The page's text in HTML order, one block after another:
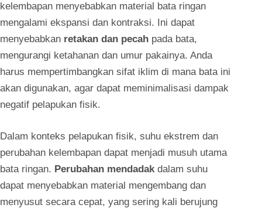
kelembapan menyebabkan material bata ringan
mengalami ekspansi dan kontraksi. Ini dapat
menyebabkan retakan dan pecah pada bata,
mengurangi ketahanan dan umur pakainya. Anda
harus mempertimbangkan sifat iklim di mana bata ini
akan digunakan, agar dapat meminimalisasi dampak
negatif pelapukan fisik.
Dalam konteks pelapukan fisik, suhu ekstrem dan
perubahan kelembapan dapat menjadi musuh utama
bata ringan. Perubahan mendadak dalam suhu
dapat menyebabkan material mengembang dan
menyusut secara cepat, yang sering kali berujung